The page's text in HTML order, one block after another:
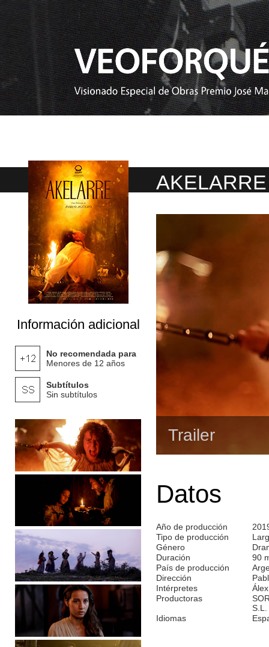
Información adicional
No recomendada para
Menores de 12 años
Subtítulos
Sin subtítulos
AKELARRE
Trailer
Datos
Año de producción
Tipo de producción
Género
Duración
90
País de producción
Dirección
Intérpretes
Productoras
S.L.
Idiomas